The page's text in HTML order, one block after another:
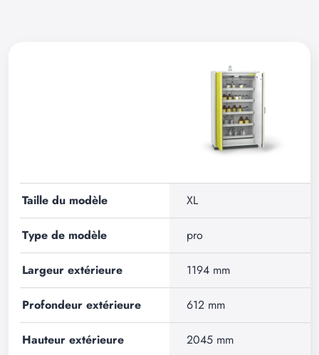
Taille du modèle XL
Type de modèle pro
Largeur extérieure 1194 mm
Profondeur extérieure 612 mm
Hauteur extérieure 2045 mm